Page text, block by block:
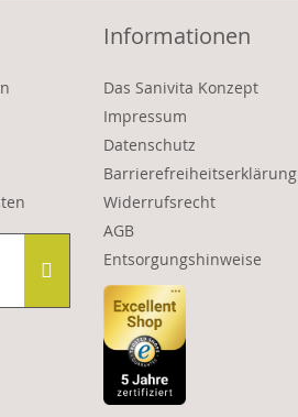
Informationen
Das Sanivita Konzept
Impressum
Datenschutz
Barrierefreiheitserklärung
Widerrufsrecht
AGB
Entsorgungshinweise